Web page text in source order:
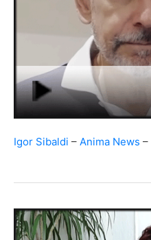
Igor Sibaldi Anima News